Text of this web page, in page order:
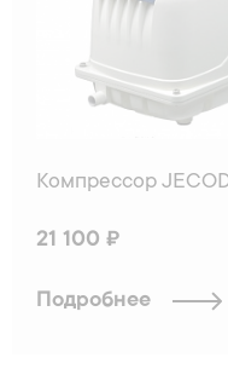
Компрессор
21 100 ₽
Подробнее